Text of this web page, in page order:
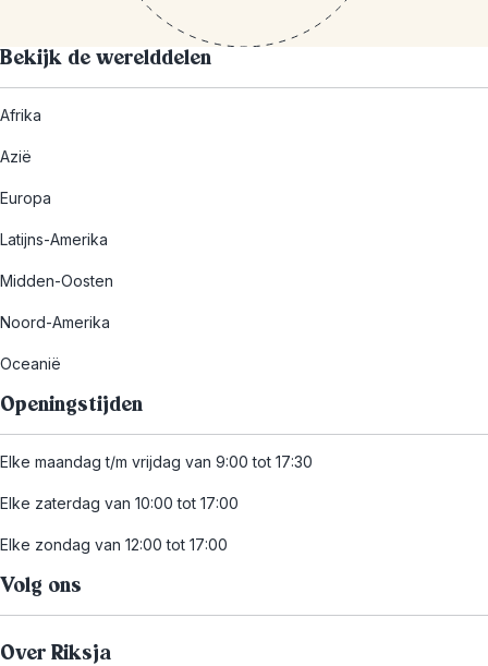
Bekijk de werelddelen
Afrika
Azië
Europa
Latijns-Amerika
Midden-Oosten
Noord-Amerika
Oceanië
Openingstijden
Elke maandag t/m vrijdag van 9:00 tot 17:30
Elke zaterdag van 10:00 tot 17:00
Elke zondag van 12:00 tot 17:00
Volg ons
Over Riksja